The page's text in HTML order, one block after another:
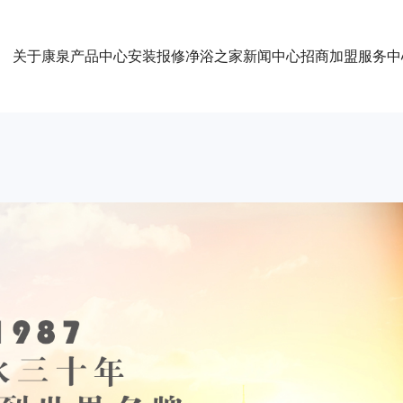
关于康泉产品中心安装报修净浴之家新闻中心招商加盟 服务